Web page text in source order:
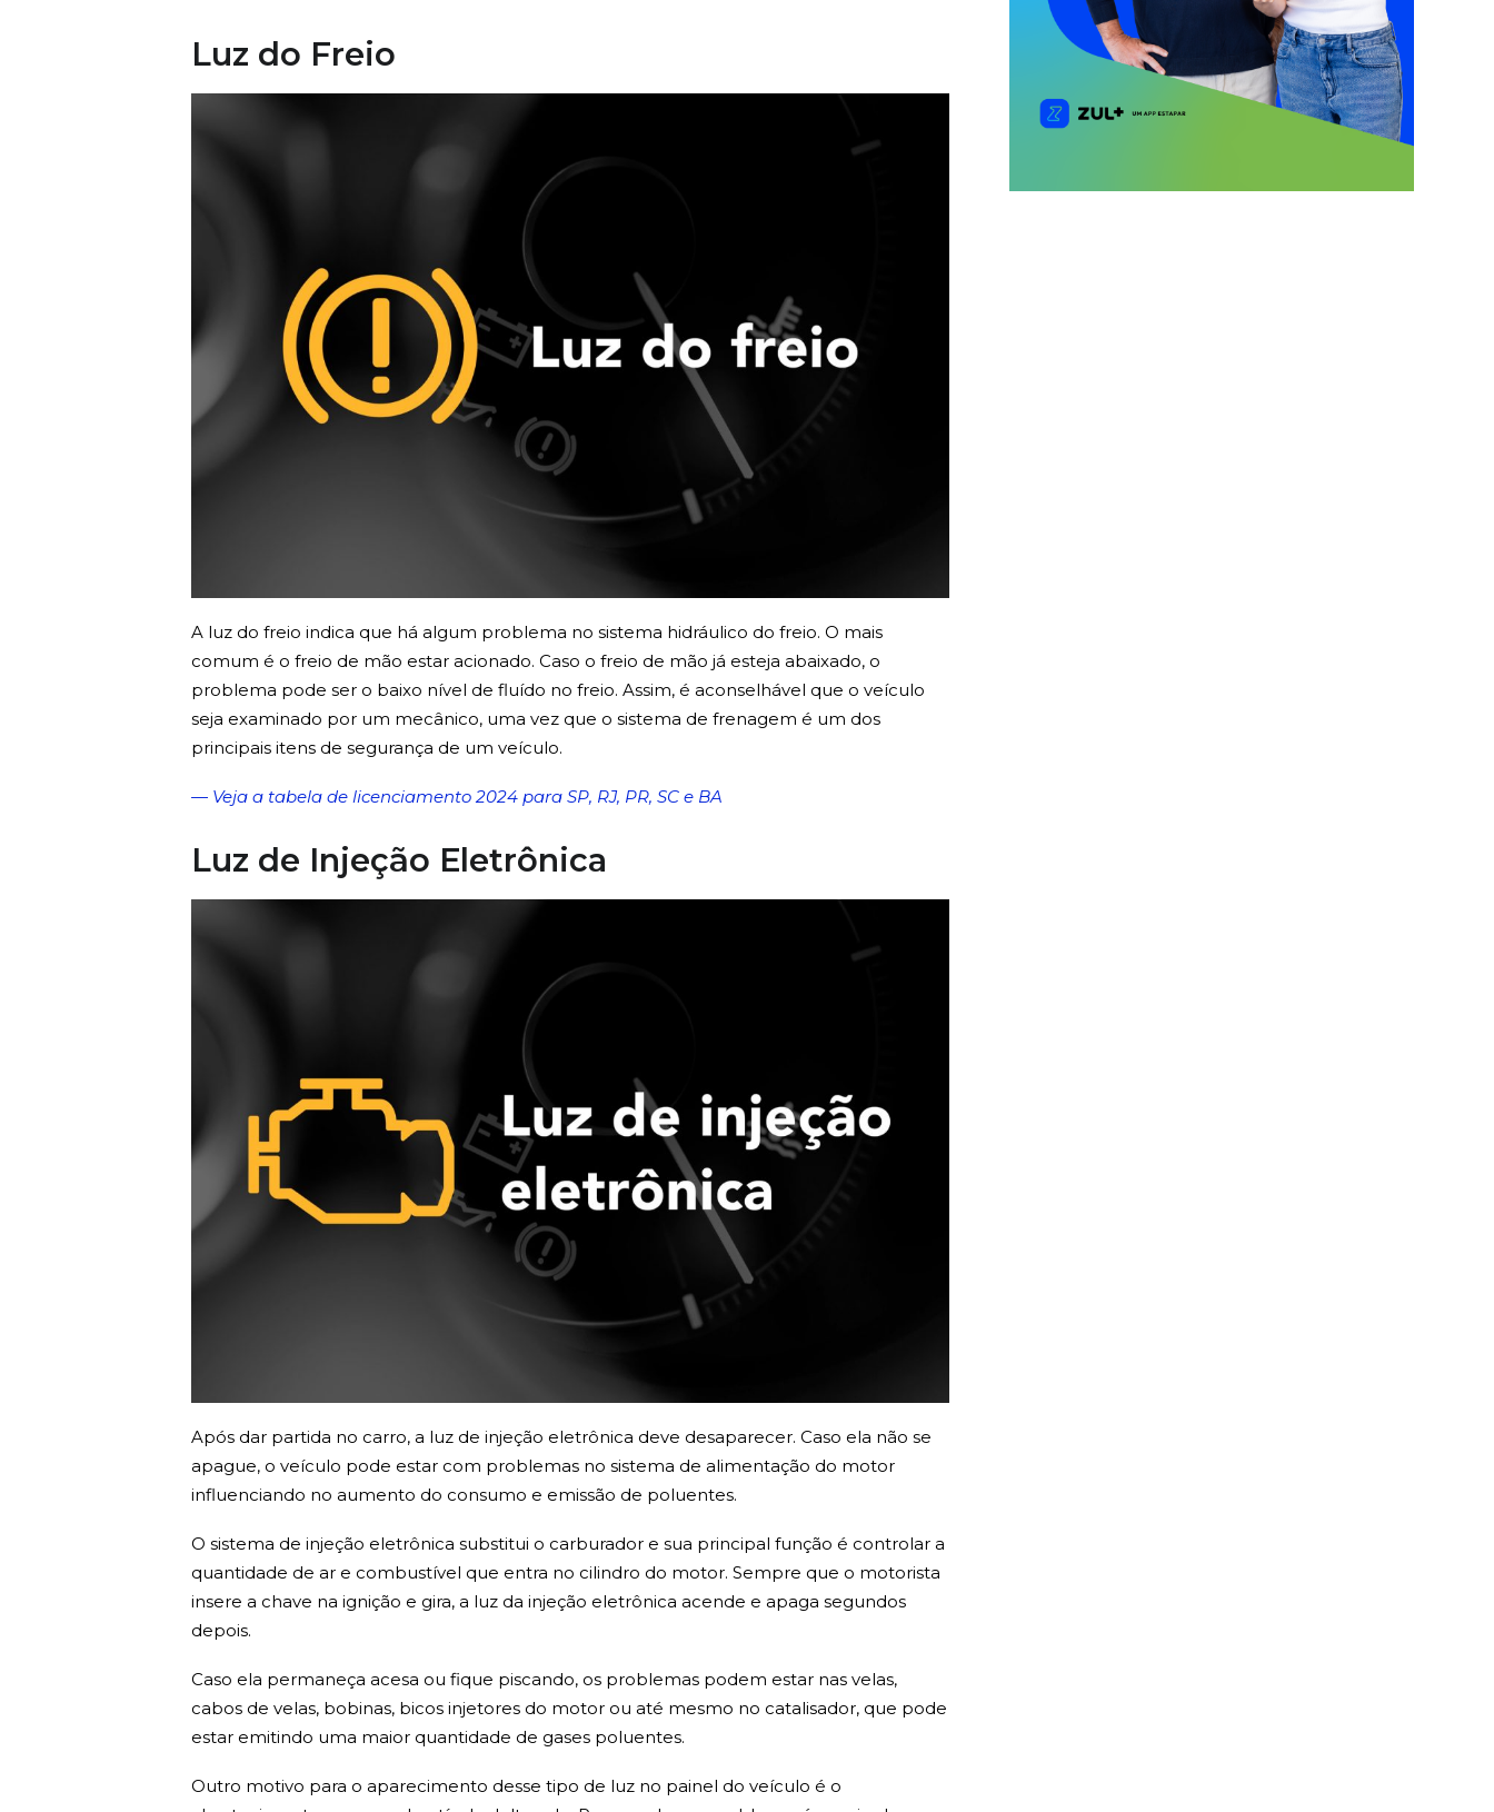
Luz do Freio
A luz do freio indica que há algum problema no sistema hidráulico do freio. O mais
comum é o freio de mão estar acionado. Caso o freio de mão já esteja abaixado, o
problema pode ser o baixo nível de fluído no freio. Assim, é aconselhável que o veículo
seja examinado por um mecânico, uma vez que o sistema de frenagem é um dos
principais itens de segurança de um veículo.
— Veja a tabela de licenciamento 2024 para SP, RJ, PR, SC e BA
Luz de Injeção Eletrônica
Após dar partida no carro, a luz de injeção eletrônica deve desaparecer. Caso ela não se
apague, o veículo pode estar com problemas no sistema de alimentação do motor
influenciando no aumento do consumo e emissão de poluentes.
O sistema de injeção eletrônica substitui o carburador e sua principal função é controlar a
quantidade de ar e combustível que entra no cilindro do motor. Sempre que o motorista
insere a chave na ignição e gira, a luz da injeção eletrônica acende e apaga segundos
depois.
Caso ela permaneça acesa ou fique piscando, os problemas podem estar nas velas,
cabos de velas, bobinas, bicos injetores do motor ou até mesmo no catalisador, que pode
estar emitindo uma maior quantidade de gases poluentes.
Outro motivo para o aparecimento desse tipo de luz no painel do veículo é o